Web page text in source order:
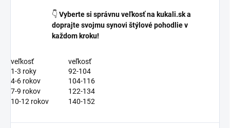
👇 Vyberte si správnu veľkosť na kukali.sk a
doprajte svojmu synovi štýlové pohodlie v
každom kroku!
veľkosť
veľkosť
1-3 roky
92-104
4-6 rokov
104-116
7-9 rokov
122-134
10-12 rokov
140-152